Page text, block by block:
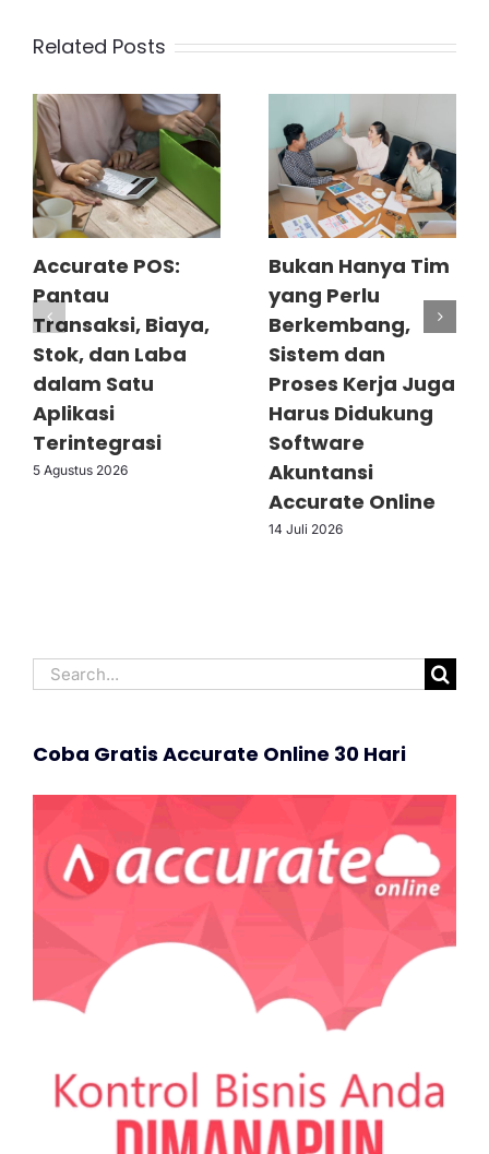
Related Posts
Accurate POS:
Pantau
Transaksi, Biaya,
Stok, dan Laba
dalam Satu
Aplikasi
Terintegrasi
5 Agustus 2026
Bukan Hanya Tim
yang Perlu
Berkembang,
Sistem dan
Proses Kerja Juga
Harus Didukung
Software
Akuntansi
Accurate Online
14 Juli 2026
Search
Coba Gratis Accurate Online 30 Hari